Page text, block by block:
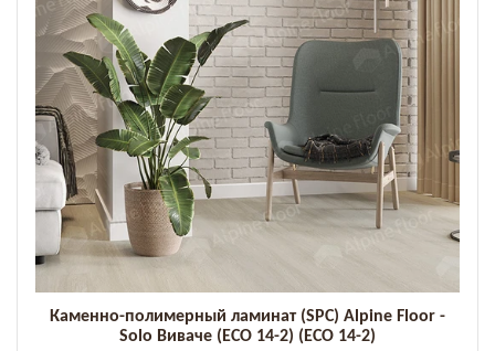
Каменно-полимерный ламинат (SPC) Alpine Floor -
Solo Виваче (ECO 14-2) (ECO 14-2)